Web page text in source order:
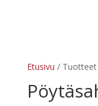
Etusivu / Tuotteet